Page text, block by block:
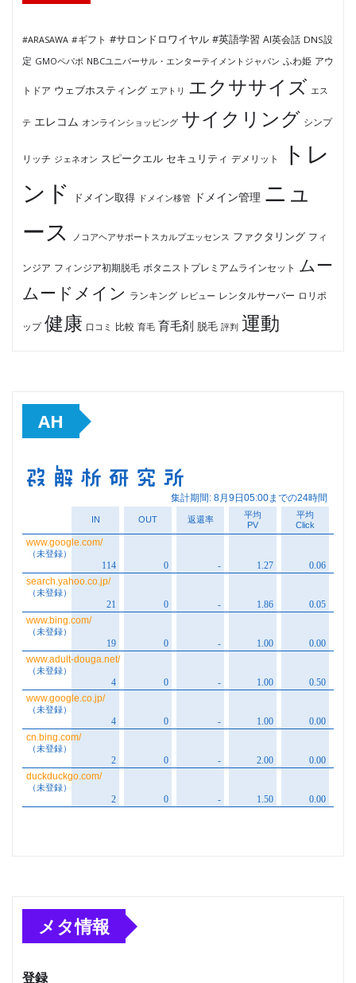
#ARASAWA #ギフト #サロンドロワイヤル #英語学習 AI英会話 DNS設
定 GMOペパボ NBCユニバーサル・エンターテイメントジャパン ふわ姫 アウ
トドア ウェブホスティング エアトリ エクササイズ エス
テ エレコム オンラインショッピング サイクリング シンプ
リッチ ジェネオン スピークエル セキュリティ デメリット
トレ
ンド
ドメイン取得 ドメイン移管 ドメイン管理 ニュ
ース
ノコアヘアサポートスカルプエッセンス ファクタリング フィ
ンジア フィンジア初期脱毛 ボタニストプレミアムラインセット ムー
ムードメイン ランキング レビュー レンタルサーバー ロリポ
ップ 健康 口コミ 比較 育毛 育毛剤 脱毛 評判 運動
AH
メタ情報
登録